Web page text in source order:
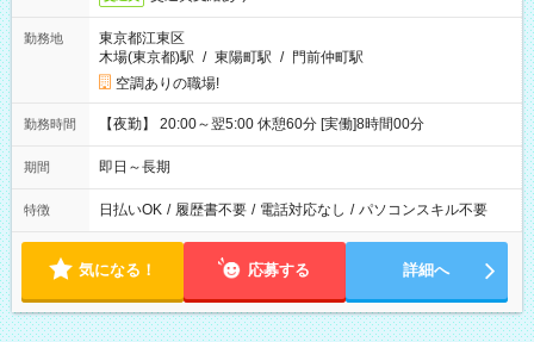
勤務地
東京都江東区
木場(東京都)駅 / 東陽町駅 / 門前仲町駅
空調ありの職場!
勤務時間 【夜勤】 20:00～翌5:00 休憩60分 [実働]8時間00分
期間 即日～長期
特徴 日払いOK / 履歴書不要 / 電話対応なし / パソコンスキル不要
気になる！ 応募する 詳細へ